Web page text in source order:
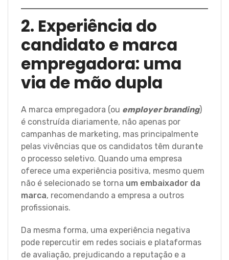
2. Experiência do
candidato e marca
empregadora: uma
via de mão dupla
A marca empregadora (ou employer branding)
é construída diariamente, não apenas por
campanhas de marketing, mas principalmente
pelas vivências que os candidatos têm durante
o processo seletivo. Quando uma empresa
oferece uma experiência positiva, mesmo quem
não é selecionado se torna um embaixador da
marca, recomendando a empresa a outros
profissionais.
Da mesma forma, uma experiência negativa
pode repercutir em redes sociais e plataformas
de avaliação, prejudicando a reputação e a